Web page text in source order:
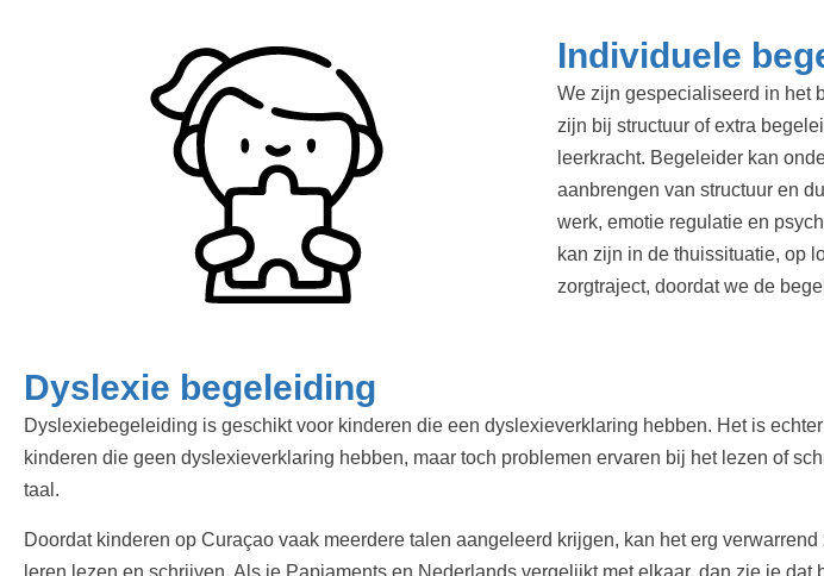
Individuele
We zijn gespecialiseerd in het
zijn bij structuur of extra
leerkracht. Begeleider kan
aanbrengen van structuur en
werk, emotie regulatie en
kan zijn in de thuissituatie, op
zorgtraject, doordat we de
Dyslexie begeleiding
Dyslexiebegeleiding is geschikt voor kinderen die een dyslexieverklaring hebben. Het is
kinderen die geen dyslexieverklaring hebben, maar toch problemen ervaren bij het lezen of
taal.
Doordat kinderen op Curaçao vaak meerdere talen aangeleerd krijgen, kan het erg
leren lezen en schrijven. Als je Papiaments en Nederlands vergelijkt met elkaar, dan zie je dat